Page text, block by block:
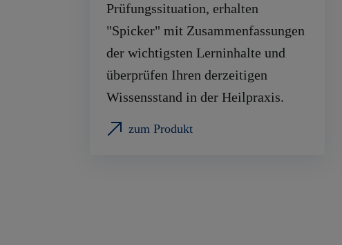
Prüfungssituation, erhalten
"Spicker" mit Zusammenfassungen
der wichtigsten Lerninhalte und
überprüfen Ihren derzeitigen
Wissensstand in der Heilpraxis.
zum Produkt